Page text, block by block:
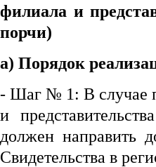
филиала и
порчи)
а) Порядок
- Шаг № 1: В случае
и
должен направить
Свидетельства в